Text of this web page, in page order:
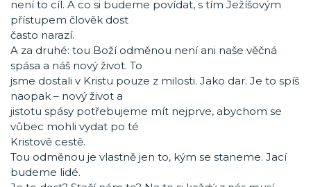
není to cíl. A co si budeme povídat, s tím Ježíšovým
přístupem člověk dost
často narazí.
A za druhé: tou Boží odměnou není ani naše věčná
spása a náš nový život. To
jsme dostali v Kristu pouze z milosti. Jako dar. Je to spíš
naopak – nový život a
jistotu spásy potřebujeme mít nejprve, abychom se
vůbec mohli vydat po té
Kristově cestě.
Tou odměnou je vlastně jen to, kým se staneme. Jací
budeme lidé.